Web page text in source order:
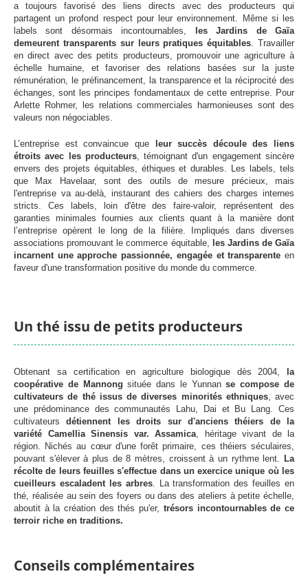
a toujours favorisé des liens directs avec des producteurs qui
partagent un profond respect pour leur environnement. Même si les
labels sont désormais incontournables,
les Jardins de Gaïa
demeurent transparents sur leurs pratiques équitables. Travailler
en direct avec des petits producteurs, promouvoir une agriculture à
échelle humaine, et favoriser des relations basées sur la juste
rémunération, le préfinancement, la transparence et la réciprocité des
échanges, sont les principes fondamentaux de cette entreprise. Pour
Arlette Rohmer, les relations commerciales harmonieuses sont des
valeurs non négociables.
L’entreprise est convaincue que
leur succès découle des liens
étroits avec les producteurs, témoignant d'un engagement sincère
envers des projets équitables, éthiques et durables. Les labels, tels
que Max Havelaar, sont des outils de mesure précieux, mais
l'entreprise va au-delà, instaurant des cahiers des charges internes
stricts. Ces labels, loin d'être des faire-valoir, représentent des
garanties minimales fournies aux clients quant à la manière dont
l’entreprise opèrent le long de la filière. Impliqués dans diverses
associations promouvant le commerce équitable, les Jardins de Gaïa
incarnent une approche passionnée, engagée et transparente en
faveur d'une transformation positive du monde du commerce.
Un thé issu de petits producteurs
Obtenant sa certification en agriculture biologique dès 2004, la
coopérative de Mannong située dans le Yunnanse compose de
cultivateurs de thé issus de diverses minorités ethniques, avec
une prédominance des communautés Lahu, Dai et Bu Lang. Ces
cultivateursdétiennent les droits sur d'anciens théiers de la
variété Camellia Sinensis var. Assamica, héritage vivant de la
région. Nichés au cœur d'une forêt primaire, ces théiers séculaires,
pouvant s'élever à plus de 8 mètres, croissent à un rythme lent. La
récolte de leurs feuilles s'effectue dans un exercice unique où les
cueilleurs escaladent les arbres. La transformation des feuilles en
thé, réalisée au sein des foyers ou dans des ateliers à petite échelle,
aboutit à la création des thés pu'er, trésors incontournables de ce
terroir riche en traditions.
Conseils complémentaires